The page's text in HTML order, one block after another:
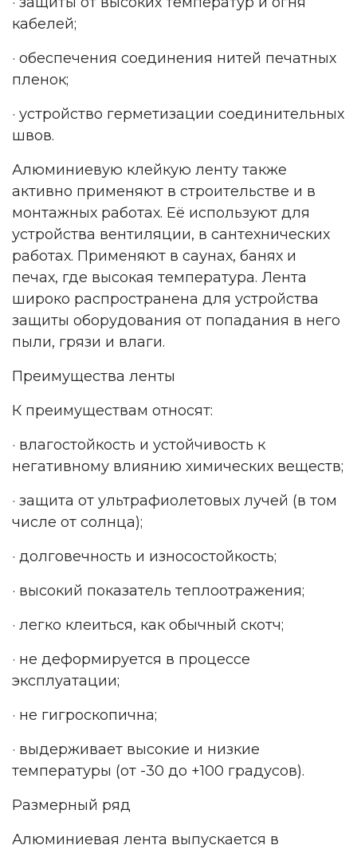
кабелей;
· обеспечения соединения нитей печатных
пленок;
· устройство герметизации соединительных
швов.
Алюминиевую клейкую ленту также
активно применяют в строительстве и в
монтажных работах. Её используют для
устройства вентиляции, в сантехнических
работах. Применяют в саунах, банях и
печах, где высокая температура. Лента
широко распространена для устройства
защиты оборудования от попадания в него
пыли, грязи и влаги.
Преимущества ленты
К преимуществам относят:
· влагостойкость и устойчивость к
негативному влиянию химических веществ;
· защита от ультрафиолетовых лучей (в том
числе от солнца);
· долговечность и износостойкость;
· высокий показатель теплоотражения;
· легко клеиться, как обычный скотч;
· не деформируется в процессе
эксплуатации;
· не гигроскопична;
· выдерживает высокие и низкие
температуры (от -30 до +100 градусов).
Размерный ряд
Алюминиевая лента выпускается в